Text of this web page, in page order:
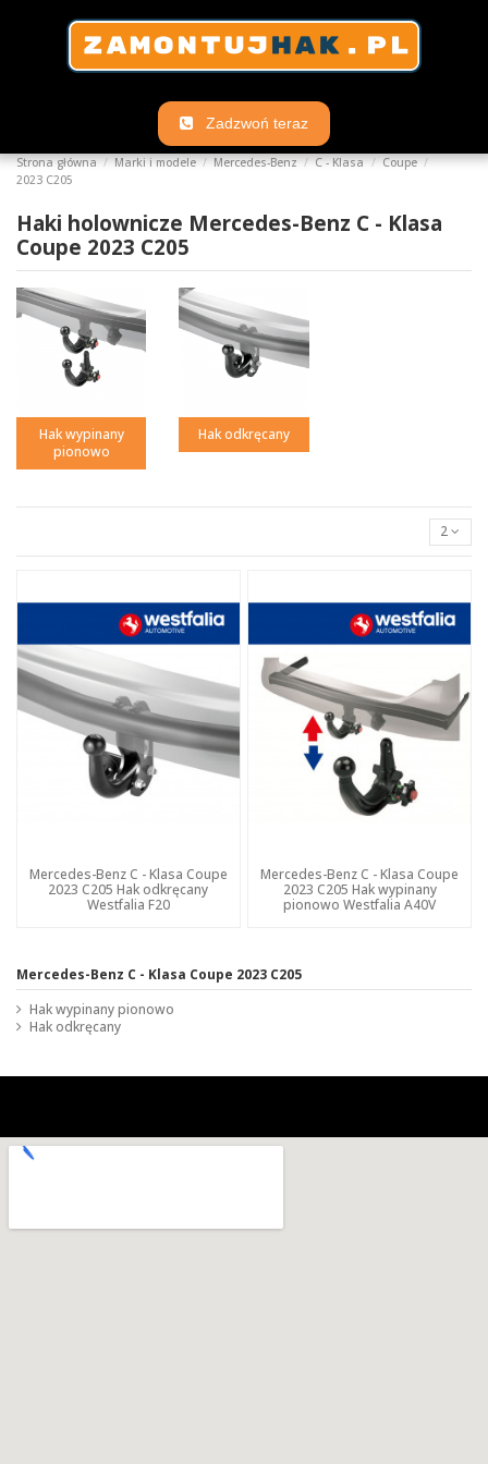
Zadzwoń teraz
Strona główna Marki i modele Mercedes-Benz C - Klasa
Coupe
2023 C205
Haki holownicze Mercedes-Benz C - Klasa
Coupe 2023 C205
Hak wypinany
pionowo
Hak odkręcany
2
Mercedes-Benz C - Klasa Coupe
2023 C205 Hak odkręcany
Westfalia F20
Mercedes-Benz C - Klasa Coupe
2023 C205 Hak wypinany
pionowo Westfalia A40V
Mercedes-Benz C - Klasa Coupe 2023 C205
Hak wypinany pionowo
Hak odkręcany